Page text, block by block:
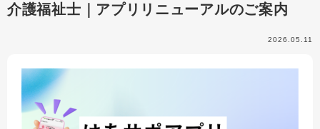
介護福祉士｜アプリリニューアルのご案内
2026.05.11